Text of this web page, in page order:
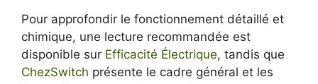
Pour approfondir le fonctionnement détaillé et
chimique, une lecture recommandée est
disponible sur Efficacité Électrique, tandis que
ChezSwitch présente le cadre général et les